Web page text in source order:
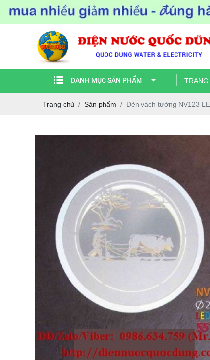
DANH MỤC SẢN PHẨM TRANG
Trang chủ Sản phẩm Đèn vách tường NV123